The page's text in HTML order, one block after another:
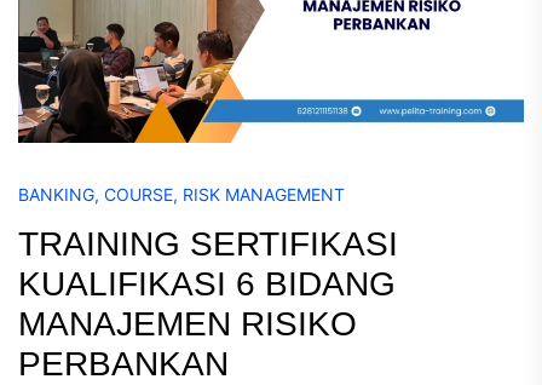
BANKING, COURSE, RISK MANAGEMENT
TRAINING SERTIFIKASI
KUALIFIKASI 6 BIDANG
MANAJEMEN RISIKO
PERBANKAN